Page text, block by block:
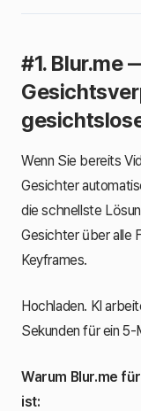
#1. Blur.me
Wenn Sie bereits
Gesichter
die schnellste
Gesichter über alle
Keyframes.
Hochladen. KI
Sekunden für ein 5-
Warum Blur.me
ist: